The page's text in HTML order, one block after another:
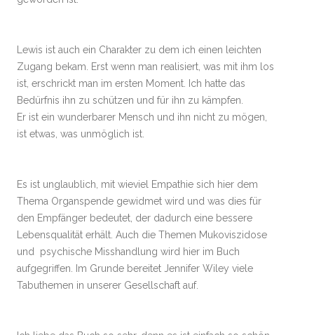
Lewis ist auch ein Charakter zu dem ich einen leichten
Zugang bekam. Erst wenn man realisiert, was mit ihm los
ist, erschrickt man im ersten Moment. Ich hatte das
Bedürfnis ihn zu schützen und für ihn zu kämpfen.
Er ist ein wunderbarer Mensch und ihn nicht zu mögen,
ist etwas, was unmöglich ist.
Es ist unglaublich, mit wieviel Empathie sich hier dem
Thema Organspende gewidmet wird und was dies für
den Empfänger bedeutet, der dadurch eine bessere
Lebensqualität erhält. Auch die Themen Mukoviszidose
und psychische Misshandlung wird hier im Buch
aufgegriffen. Im Grunde bereitet Jennifer Wiley viele
Tabuthemen in unserer Gesellschaft auf.